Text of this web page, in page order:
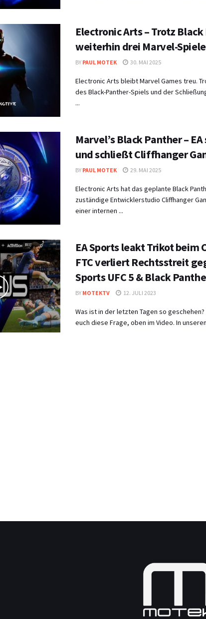
Electronic Arts – Trotz
weiterhin drei Marvel-
BY PAUL MOTEK 30. MAI 2025
Electronic Arts bleibt Marvel Games treu.
des Black-Panther-Spiels und der
...
Marvel’s Black Panther –
und schließt Cliffhanger
BY PAUL MOTEK 29. MAI 2025
Electronic Arts hat das geplante Black
zuständige Entwicklerstudio Cliffhanger
einer internen ...
EA Sports leakt Trikot beim
FTC verliert Rechtsstreit
Sports UFC 5 & Black
BY MOTEKTV 12. JULI 2023
Was ist in der letzten Tagen so
euch diese Frage, oben im Video. In